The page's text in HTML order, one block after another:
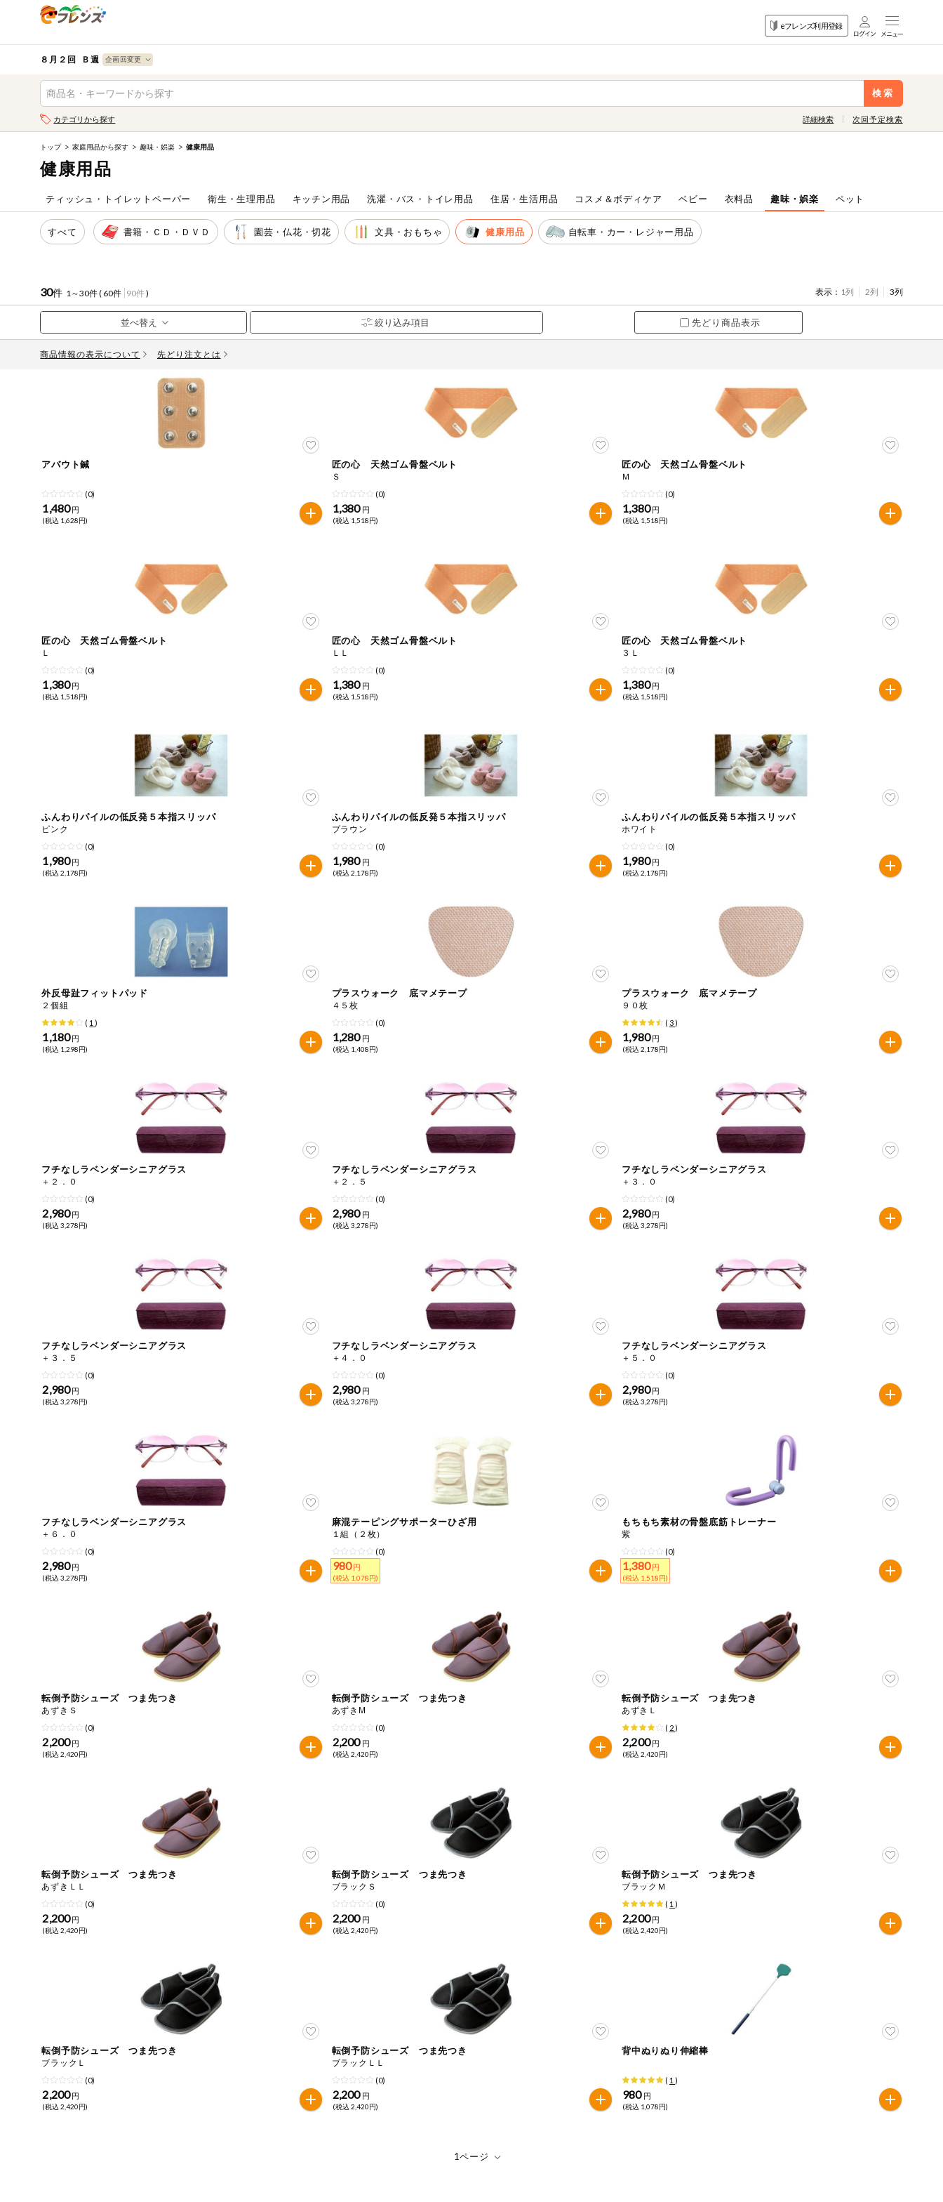
eフレンズ利用登録
ログイン
生協加入はこちら
eフレンズとは
登録から開始まで
注文番号注文
お気に入り注文
注文履歴注文
人気カテゴリ
食品から探す
毎週自動お届け商品
毎週自動お届け商品を確認する
いつでも注文（毎週企画）
専門ショップサイト
コープしがのサービス
アプリのダウンロード
PC版サイトを表示
８月２回 Ｂ週
検索
果物
肉・ハム・ソ
ーセージ
魚介・加工品
米・雑穀など
パン・ジャム
豆腐・納豆・
こんにゃく
麺類
おやつ
飲料
ーパー
コスメ＆ボデ
ィケア
ベビー
先着限定企画
スマート・ワ
今週の新登場
よりどりでお
トク
かんたん調理
オーガニック
ベビー・キッ
ズ関連
エシカル
健康志向食品
果物すべて
カテゴリから探す 詳細検索
検索条件を指定してください。全項目に条件を指定しなくても検索できます。
キーワード
キーワードをすべて含む
いずれかのキーワードを含む
メーカー名
カテゴリ
特定原材料と特定原材料に準ずるものが含まれていない商品を検索できます。
特定原材料
小麦 落花生 えび
あわび カシューナッツ ごま
もも
アレルゲン情報は、商品企画時の情報のため、ご使用前には必ず商品パッケージの表示をご確認ください。
特定原材料に準ずるものは、お取引先から情報提供のあった範囲でのお知らせです。
次回予定検索
トップ 家庭用品から探す 趣味・娯楽 健康用品
健康用品
ティッシュ・トイレットペーパー 衛生・生理用品 キッチン用品 洗濯・バス・トイレ用品 住居・生活用品 コスメ＆ボディケア ベビー 衣料品 趣味・娯楽 ペット
すべて 書籍・ＣＤ・ＤＶＤ 園芸・仏花・切花 文具・おもちゃ 健康用品 自転車・カー・レジャー用品
30件 1～30件 ( 60件 90件) 表示： 1列 2列 3列
先どり商品表示
商品情報の表示について 先どり注文とは
アバウト鍼
(0)
1,480 円
(税込 1,628円)
匠の心 天然ゴム骨盤ベルト
Ｓ
(0)
1,380 円
(税込 1,518円)
匠の心 天然ゴム骨盤ベルト
Ｍ
(0)
1,380 円
(税込 1,518円)
匠の心 天然ゴム骨盤ベルト
Ｌ
(0)
1,380 円
(税込 1,518円)
匠の心 天然ゴム骨盤ベルト
ＬＬ
(0)
1,380 円
(税込 1,518円)
匠の心 天然ゴム骨盤ベルト
３Ｌ
(0)
1,380 円
(税込 1,518円)
ふんわりパイルの低反発５本指スリッパ
ピンク
(0)
1,980 円
(税込 2,178円)
ふんわりパイルの低反発５本指スリッパ
ブラウン
(0)
1,980 円
(税込 2,178円)
ふんわりパイルの低反発５本指スリッパ
ホワイト
(0)
1,980 円
(税込 2,178円)
外反母趾フィットパッド
２個組
( 1 )
1,180 円
(税込 1,298円)
プラスウォーク 底マメテープ
４５枚
(0)
1,280 円
(税込 1,408円)
プラスウォーク 底マメテープ
９０枚
(3)
1,980 円
(税込 2,178円)
フチなしラベンダーシニアグラス
＋２．０
(0)
2,980 円
(税込 3,278円)
フチなしラベンダーシニアグラス
＋２．５
(0)
2,980 円
(税込 3,278円)
フチなしラベンダーシニアグラス
＋３．０
(0)
2,980 円
(税込 3,278円)
フチなしラベンダーシニアグラス
＋３．５
(0)
2,980 円
(税込 3,278円)
フチなしラベンダーシニアグラス
＋４．０
(0)
2,980 円
(税込 3,278円)
フチなしラベンダーシニアグラス
＋５．０
(0)
2,980 円
(税込 3,278円)
フチなしラベンダーシニアグラス
＋６．０
(0)
2,980 円
(税込 3,278円)
麻混テーピングサポーターひざ用
１組（２枚）
(0)
980 円
(税込 1,078円)
もちもち素材の骨盤底筋トレーナー
紫
(0)
1,380 円
(税込 1,518円)
転倒予防シューズ つま先つき
あずきＳ
(0)
2,200 円
(税込 2,420円)
転倒予防シューズ つま先つき
あずきМ
(0)
2,200 円
(税込 2,420円)
転倒予防シューズ つま先つき
あずきＬ
( 2)
2,200 円
(税込 2,420円)
転倒予防シューズ つま先つき
あずきＬＬ
(0)
2,200 円
(税込 2,420円)
転倒予防シューズ つま先つき
ブラックＳ
(0)
2,200 円
(税込 2,420円)
転倒予防シューズ つま先つき
ブラックＭ
( 1 )
2,200 円
(税込 2,420円)
転倒予防シューズ つま先つき
ブラックＬ
(0)
2,200 円
(税込 2,420円)
転倒予防シューズ つま先つき
ブラックＬＬ
(0)
2,200 円
(税込 2,420円)
背中ぬりぬり伸縮棒
( 1 )
980 円
(税込 1,078円)